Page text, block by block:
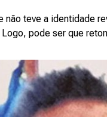
teve a identidade
pode ser que